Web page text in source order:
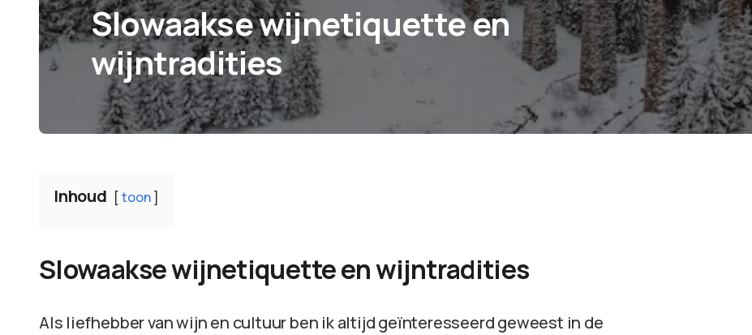
Slowaakse wijnetiquette en
wijntradities
Inhoud toon
Slowaakse wijnetiquette en wijntradities
Als liefhebber van wijn en cultuur ben ik altijd geïnteresseerd geweest in de